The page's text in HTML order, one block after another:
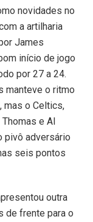
novidades no
a artilharia
James
início de jogo
por 27 a 24.
manteve o ritmo
mas o Celtics,
e Al
pivô adversário
seis pontos
outra
de frente para o